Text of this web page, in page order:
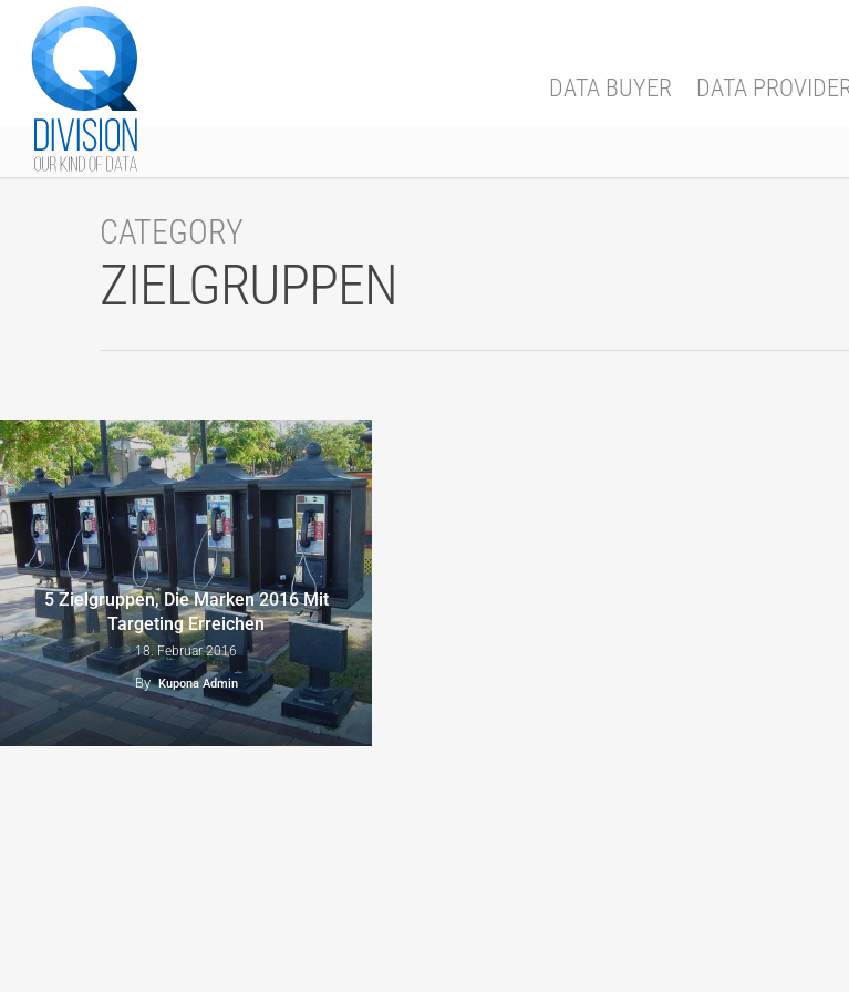
DATA BUYER DATA
CATEGORY
ZIELGRUPPEN
5 Zielgruppen, Die Marken 2016 Mit
Targeting Erreichen
18. Februar 2016
By Kupona Admin